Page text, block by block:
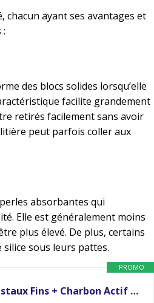
chacun ayant ses avantages et
des blocs solides lorsqu’elle
facilite grandement
retirés facilement sans avoir
peut parfois coller aux
absorbantes qui
Elle est généralement moins
plus élevé. De plus, certains
sous leurs pattes.
PROMO
TRANQUILLE – Litière pour Chat Silice Cristaux Fins + Charbon Actif – Ultra Absorbante & Anti-Odeur – Lot de 4 x 3,70L – Litière Hygiénique sans Poussière –…